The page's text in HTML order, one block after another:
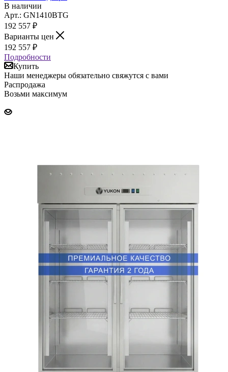
В наличии
Арт.: GN1410BTG
192 557 ₽
Варианты цен
192 557 ₽
Подробности
Купить
Наши менеджеры обязательно свяжутся с вами
Распродажа
Возьми максимум